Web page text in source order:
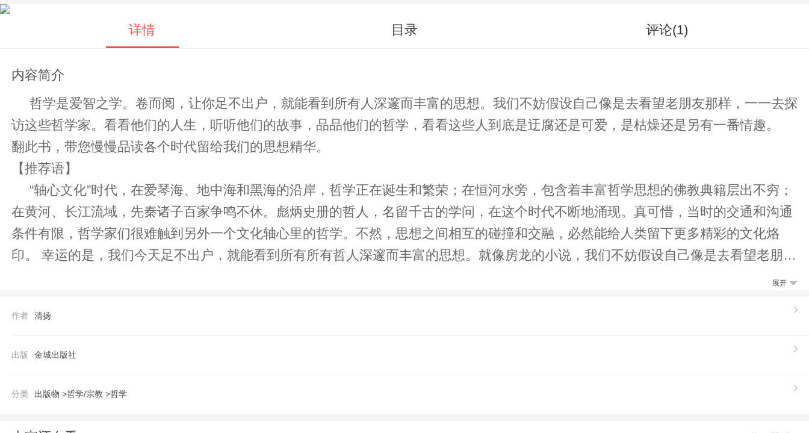
详情 目录 评论(1)
内容简介
哲学是爱智之学。卷而阅，让你足不出户，就能看到所有人深邃而丰富的思想。我们不妨假设自己像是去看望老朋友那样，一一去探
访这些哲学家。看看他们的人生，听听他们的故事，品品他们的哲学，看看这些人到底是迂腐还是可爱，是枯燥还是另有一番情趣。
翻此书，带您慢慢品读各个时代留给我们的思想精华。
【推荐语】
“轴心文化”时代，在爱琴海、地中海和黑海的沿岸，哲学正在诞生和繁荣；在恒河水旁，包含着丰富哲学思想的佛教典籍层出不穷；
在黄河、长江流域，先秦诸子百家争鸣不休。彪炳史册的哲人，名留千古的学问，在这个时代不断地涌现。真可惜，当时的交通和沟通
条件有限，哲学家们很难触到另外一个文化轴心里的哲学。不然，思想之间相互的碰撞和交融，必然能给人类留下更多精彩的文化烙
印。 幸运的是，我们今天足不出户，就能看到所有所有哲人深邃而丰富的思想。就像房龙的小说，我们不妨假设自己像是去看望老朋友
那样，一一去探访这些哲学家。看看他们的人生，听听他们的故事，品品他们的哲学，看看这些人到底是迂腐还是可爱，是枯燥还是另
展开
作者 清扬
出版 金城出版社
分类 出版物 >哲学/宗教 >哲学